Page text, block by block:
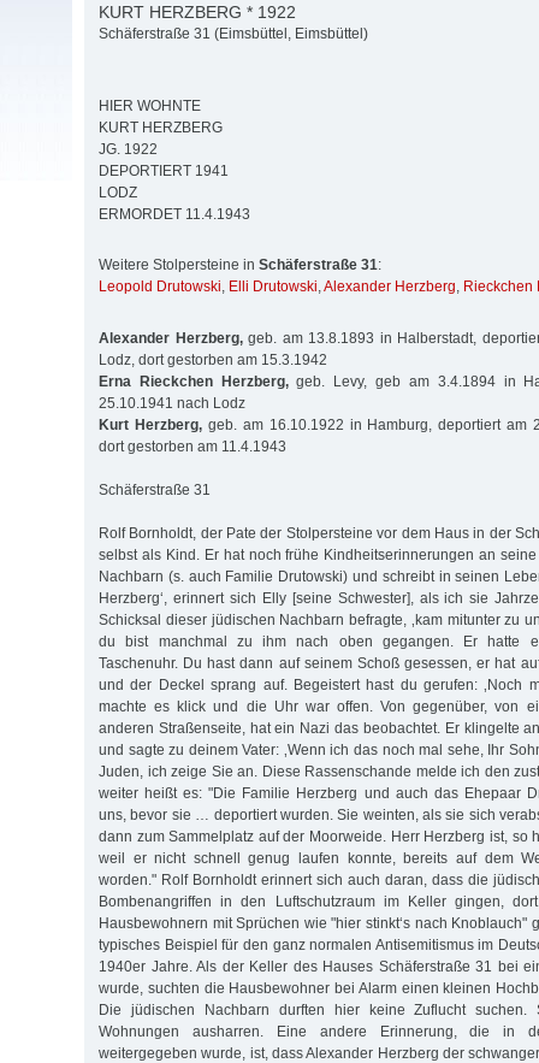
KURT HERZBERG * 1922
Schäferstraße 31 (Eimsbüttel, Eimsbüttel)
HIER WOHNTE
KURT HERZBERG
JG. 1922
DEPORTIERT 1941
LODZ
ERMORDET 11.4.1943
Weitere Stolpersteine in Schäferstraße 31:
Leopold Drutowski, Elli Drutowski,Alexander Herzberg, Rieckchen
Alexander Herzberg,geb. am 13.8.1893 in Halberstadt,
Lodz, dort gestorben am 15.3.1942
Erna Rieckchen Herzberg,geb. Levy, geb am 3.4.1894 in
25.10.1941 nach Lodz
Kurt Herzberg,geb. am 16.10.1922 in Hamburg, deportiert am
dort gestorben am 11.4.1943
Schäferstraße 31
Rolf Bornholdt, der Pate der Stolpersteine vor dem Haus in der
selbst als Kind. Er hat noch frühe Kindheitserinnerungen an
Nachbarn (s. auch Familie Drutowski) und schreibt in seinen
Herzberg‘, erinnert sich Elly [seine Schwester], als ich sie
Schicksal dieser jüdischen Nachbarn befragte, ‚kam mitunter zu
du bist manchmal zu ihm nach oben gegangen. Er hatte
Taschenuhr. Du hast dann auf seinem Schoß gesessen, er hat
und der Deckel sprang auf. Begeistert hast du gerufen: ‚Noch
machte es klick und die Uhr war offen. Von gegenüber, von
anderen Straßenseite, hat ein Nazi das beobachtet. Er klingelte
und sagte zu deinem Vater: ‚Wenn ich das noch mal sehe, Ihr
Juden, ich zeige Sie an. Diese Rassenschande melde ich den
weiter heißt es: "Die Familie Herzberg und auch das Ehepaar
uns, bevor sie … deportiert wurden. Sie weinten, als sie sich
dann zum Sammelplatz auf der Moorweide. Herr Herzberg ist, so
weil er nicht schnell genug laufen konnte, bereits auf dem
worden." Rolf Bornholdt erinnert sich auch daran, dass die
Bombenangriffen in den Luftschutzraum im Keller gingen,
Hausbewohnern mit Sprüchen wie "hier stinkt‘s nach Knoblauch"
typisches Beispiel für den ganz normalen Antisemitismus im
1940er Jahre. Als der Keller des Hauses Schäferstraße 31 bei
wurde, suchten die Hausbewohner bei Alarm einen kleinen
Die jüdischen Nachbarn durften hier keine Zuflucht
Wohnungen ausharren. Eine andere Erinnerung, die in
weitergegeben wurde, ist, dass Alexander Herzberg der